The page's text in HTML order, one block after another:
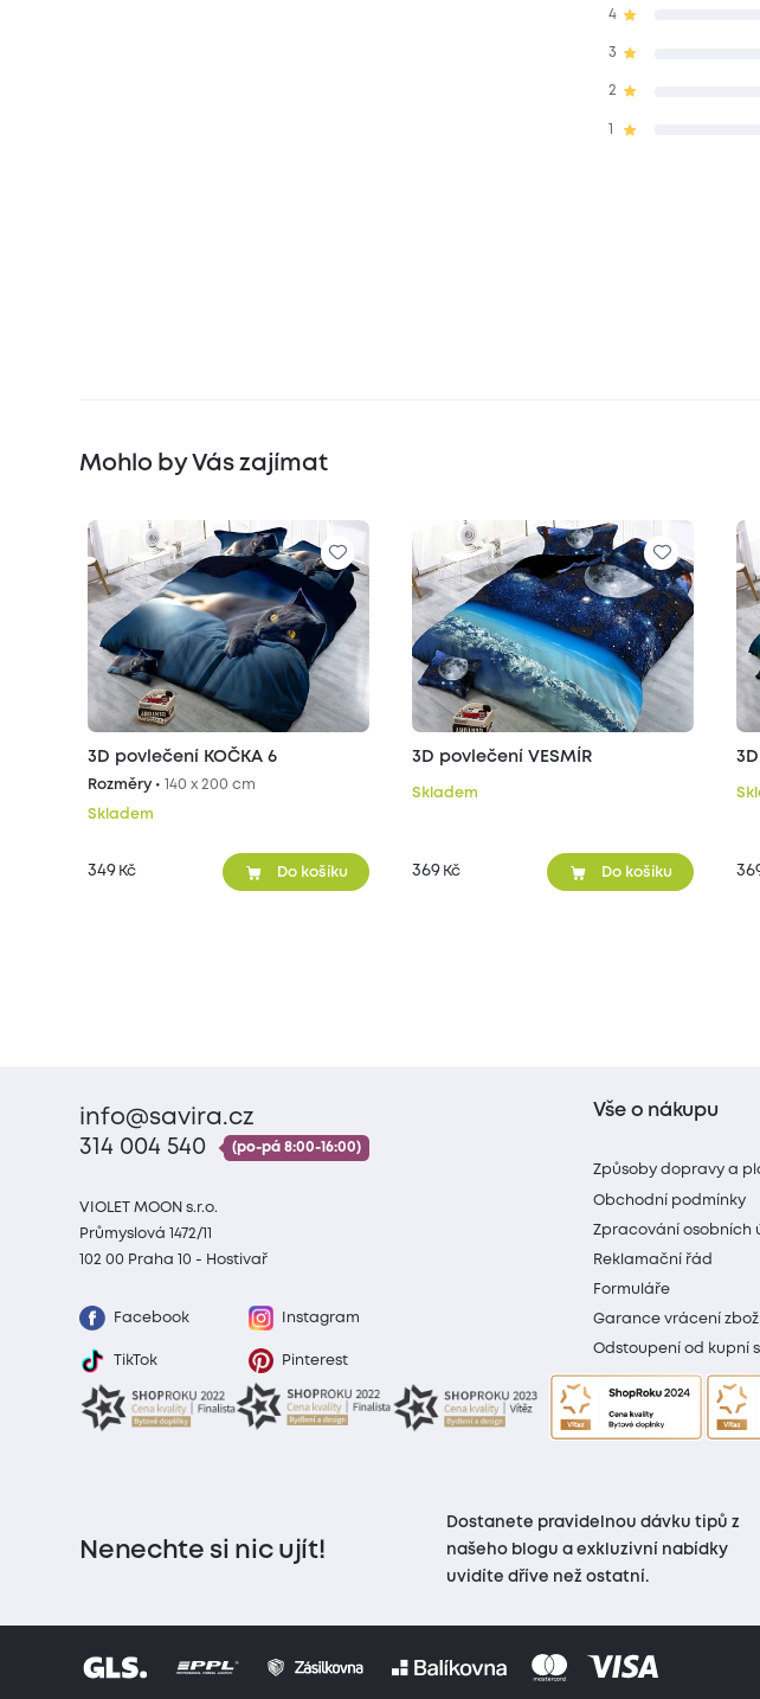
4
3
2
Mohlo by Vás zajímat
3D povlečení KOČKA 6
Rozměry • 140 x 200 cm
Skladem
349 Kč Do košíku
3D povlečení VESMÍR
Skladem
369 Kč Do košíku
info@savira.cz
314 004 540
(po-pá 8:00-16:00)
VIOLET MOON s.r.o.
Průmyslová 1472/11
102 00 Praha 10 - Hostivař
Facebook Instagram
TikTok Pinterest
Vše o nákupu
Způsoby dopravy a
Obchodní podmínky
Zpracování osobních
Reklamační řád
Formuláře
Garance vrácení
Odstoupení od kupní
Nenechte si nic ujít!
Dostanete pravidelnou dávku tipů z
našeho blogu a exkluzivní nabídky
uvidíte dříve než ostatní.